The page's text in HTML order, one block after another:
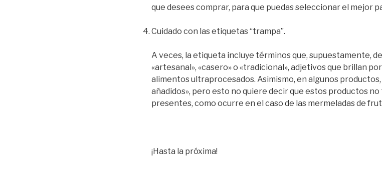
que desees comprar, para que puedas seleccionar el mejor
Cuidado con las etiquetas “trampa”.
A veces, la etiqueta incluye términos que, supuestamente,
«artesanal», «casero» o «tradicional», adjetivos que brillan
alimentos ultraprocesados. Asimismo, en algunos
añadidos», pero esto no quiere decir que estos productos
presentes, como ocurre en el caso de las mermeladas de
¡Hasta la próxima!